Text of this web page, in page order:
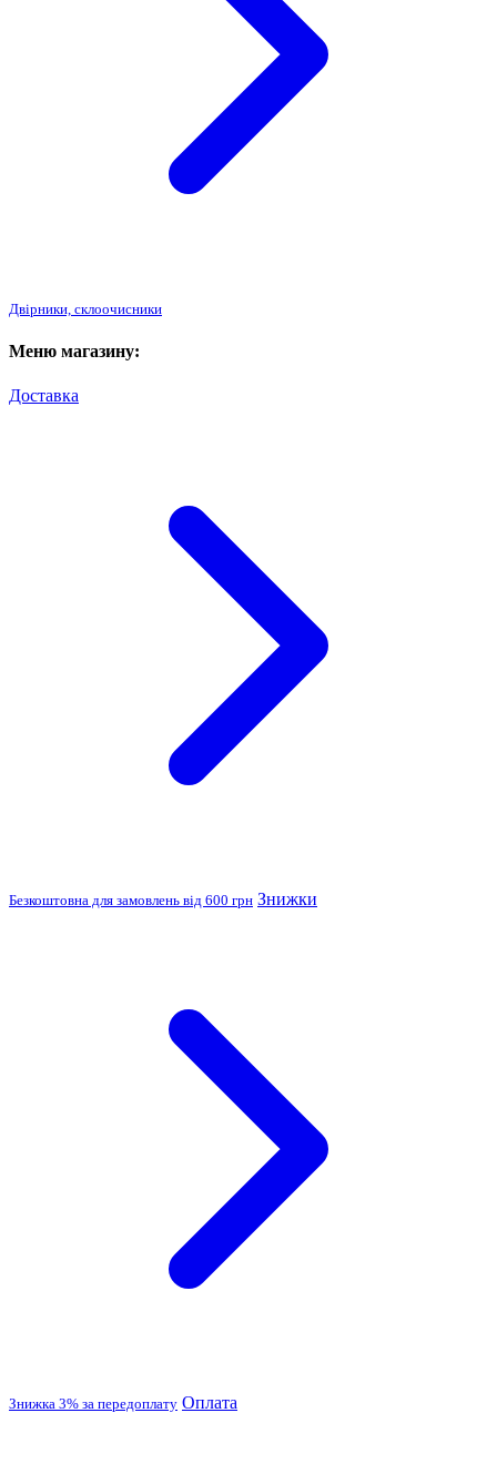
Двірники, склоочисники
Меню магазину:
Доставка
Безкоштовна для замовлень від 600 грн Знижки
Знижка 3% за передоплату Оплата